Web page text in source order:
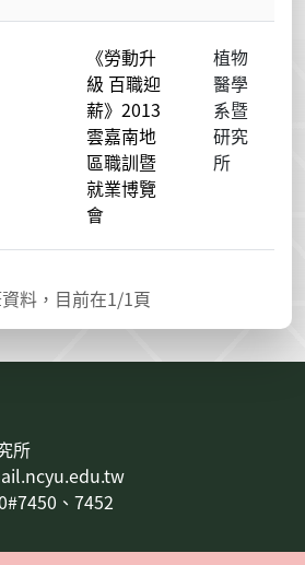
《勞動升
級 百職迎
薪》2013
雲嘉南地
區職訓暨
就業博覽
會
植物
醫學
系暨
研究
所
料，目前在1/1頁
所
、7452